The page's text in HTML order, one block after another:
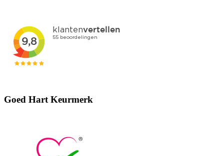
Goed Hart Keurmerk